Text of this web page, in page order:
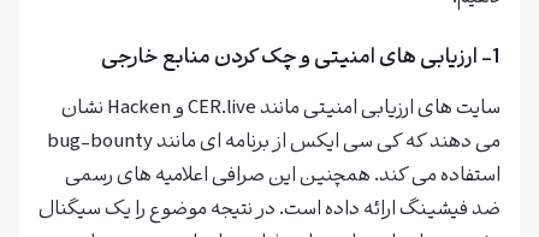
1- ارزیابی های امنیتی و چک کردن منابع خارجی
سایت های ارزیابی امنیتی مانند CER.live و Hacken نشان
می دهند که کی سی ایکس از برنامه ای مانند bug-bounty
استفاده می کند. همچنین این صرافی اعلامیه های رسمی
ضد فیشینگ ارائه داده است. در نتیجه موضوع را یک سیگنال